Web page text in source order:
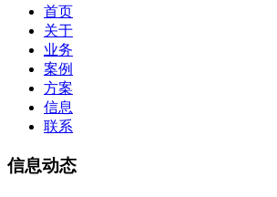
首页
关于
业务
案例
方案
信息
联系
信息动态